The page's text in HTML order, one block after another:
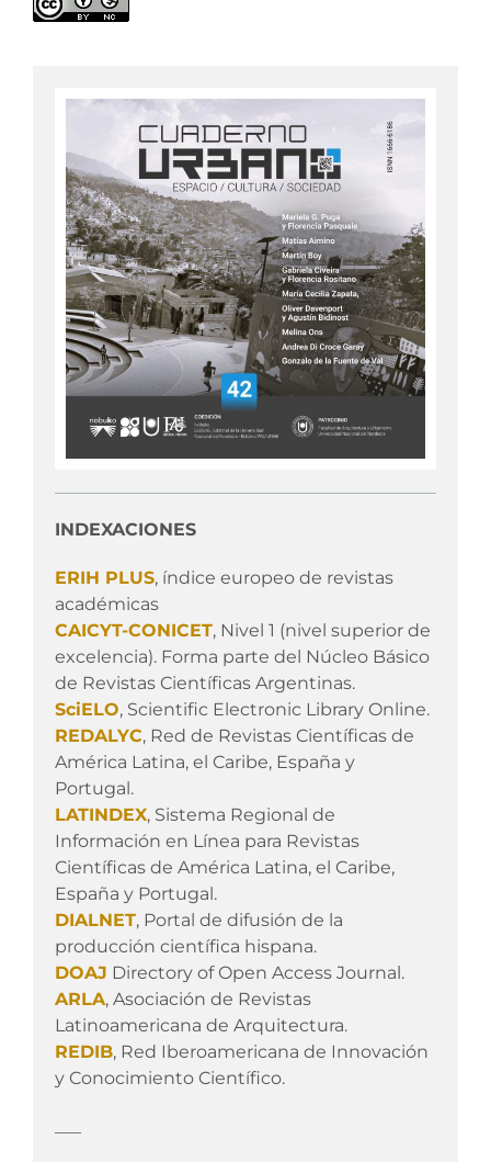
INDEXACIONES
ERIH PLUS, índice europeo de revistas
académicas
CAICYT-CONICET, Nivel 1 (nivel superior de
excelencia). Forma parte del Núcleo Básico
de Revistas Científicas Argentinas.
SciELO, Scientific Electronic Library Online.
REDALYC, Red de Revistas Científicas de
América Latina, el Caribe, España y
Portugal.
LATINDEX, Sistema Regional de
Información en Línea para Revistas
Científicas de América Latina, el Caribe,
España y Portugal.
DIALNET, Portal de difusión de la
producción científica hispana.
DOAJ Directory of Open Access Journal.
ARLA, Asociación de Revistas
Latinoamericana de Arquitectura.
REDIB, Red Iberoamericana de Innovación
y Conocimiento Científico.